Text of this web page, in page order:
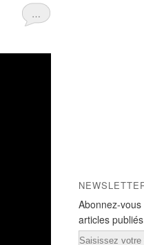
…
Abonnez-
articles
Email